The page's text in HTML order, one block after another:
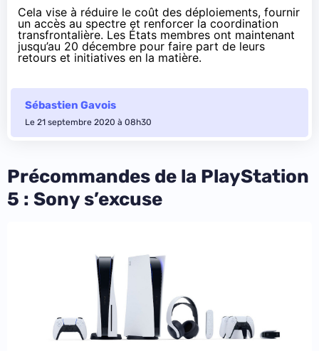
Cela vise à réduire le coût des déploiements, fournir
un accès au spectre et renforcer la coordination
transfrontalière. Les États membres ont maintenant
jusqu’au 20 décembre pour faire part de leurs
retours et initiatives en la matière.
Sébastien Gavois
Le 21 septembre 2020 à 08h30
Précommandes de la PlayStation
5 : Sony s’excuse